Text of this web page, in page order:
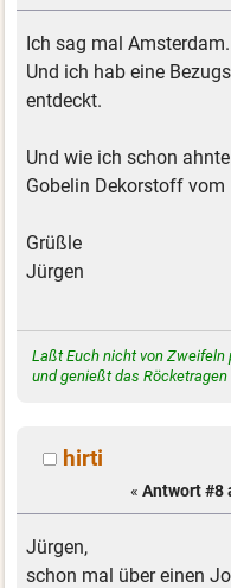
Ich sag mal Amsterdam.
Und ich hab eine
entdeckt.
Und wie ich schon
Gobelin Dekorstoff
Grüßle
Jürgen
Laßt Euch nicht von Zweifeln
und genießt das Röcketragen
hirti
« Antwort #8
Jürgen,
schon mal über einen